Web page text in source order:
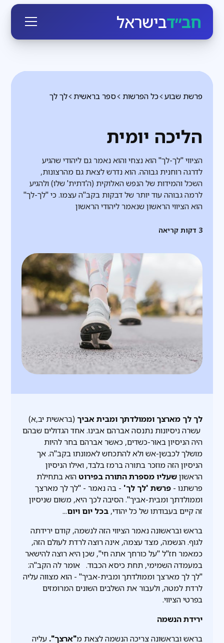
חב״דבישראל
לך לך ספר בראשית כל הפרשות פרשת שבוע
הליכה יומית
הציווי "לך-לך" הוא נצחי והוא נאמר גם ליהודי שהגיע
לדרגה רוחנית גבוהה. הוא נדרש לצאת גם מהרצונות,
השכל והמידות של הנפש האלוקית (ה'דתית' שלו) ולהגיע
לרמה גבוהה עוד יותר של דבקות בקב"ה עצמו. כי "לך-לך"
הוא הציווי הראשון שנאמר ליהודי הראשון
3 דקות קריאה
לך לך מארצך וממולדתך ומבית אביך (בראשית יב,א)
עשרה ניסיונות נתנסה אברהם אבינו. אחד הגדולים שבהם
היה הניסיון באוּר-כשדים, כאשר אברהם בחר להיות
מושלך לכבשן-אש ולא להתכחש לאמונתו בקב"ה. אך
הניסיון הזה מוזכר בתורה ברמז בלבד, ואילו הניסיון
הראשוןשעליו מספרת התורה בפירוט הוא בתחילת
פרשתנו - פרשת 'לך לך' - בה נאמר - "לך לך מארצך
וממולדתך ומבית-אביך". הסיבה לכך היא, משום שניסיון
זה קיים בעבודתו של כל יהודי, בכל יום ויום...
בראש ובראשונה נאמר הציווי הזה לנשמה, קודם ירידתה
לגוף. הנשמה, מצד עצמה, אינה רוצה לרדת לעולם הזה,
כמאמר חז"ל "על כורחך אתה חי", שכן היא רוצה להישאר
במעמדה השמימי, תחת כיסא הכבוד. אומר לה הקב"ה:
"לך לך מארצך וממולדתך ומבית-אביך" - הוא מצווה עליה
לרדת למטה, ולעבור את השלבים השונים המרומזים
בפרטי הציווי.
ירידת הנשמה
בראש ובראשונה צריכה הנשמה לצאת מ"ארצך". עליה